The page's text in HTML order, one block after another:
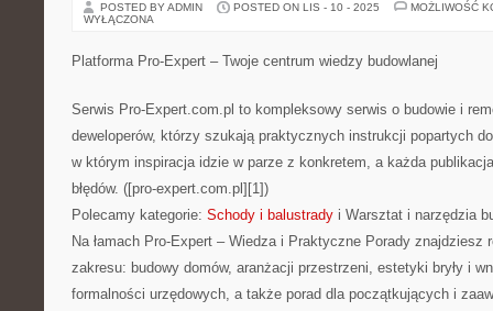
POSTED BY ADMIN POSTED ON LIS - 10 - 2025
MOŻLIWOŚĆ
WYŁĄCZONA
Platforma Pro-Expert – Twoje centrum wiedzy budowlanej
Serwis Pro-Expert.com.pl to kompleksowy serwis o budowie i
deweloperów, którzy szukają praktycznych instrukcji popartych
w którym inspiracja idzie w parze z konkretem, a każda
błędów. ([pro-expert.com.pl][1])
Polecamy kategorie: Schody i balustrady i Warsztat i narzędzia
Na łamach Pro-Expert – Wiedza i Praktyczne Porady znajdziesz
zakresu: budowy domów, aranżacji przestrzeni, estetyki bryły i
formalności urzędowych, a także porad dla początkujących i